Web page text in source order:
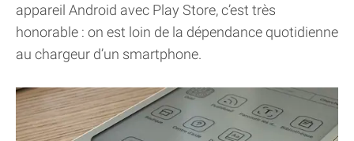
appareil Android avec Play Store, c’est très
honorable : on est loin de la dépendance quotidienne
au chargeur d’un smartphone.